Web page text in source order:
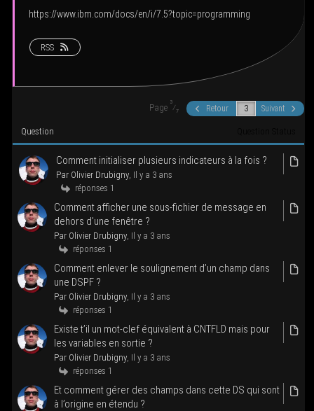
t
https://www.ibm.com/docs/en/i/7.5?topic=programming
RSS
Page 3⁄7 Retour Suivant
Ques­tion
Com­ment ini­tia­li­ser plu­sieurs indi­ca­teurs à la fois ?
Par Oli­vier Dru­bi­gny, Il y a 3 ans
réponses 1
Com­ment affi­cher une sous-fichier de mes­sage en
dehors d’une fenêtre ?
Par Oli­vier Dru­bi­gny, Il y a 3 ans
réponses 1
Com­ment enle­ver le sou­li­gne­ment d’un champ dans
une DSPF ?
Par Oli­vier Dru­bi­gny, Il y a 3 ans
réponses 1
Existe t’il un mot-clef équi­valent à CNTFLD mais pour
les variables en sor­tie ?
Par Oli­vier Dru­bi­gny, Il y a 3 ans
réponses 1
Et com­ment gérer des champs dans cette DS qui sont
à l’o­ri­gine en éten­du ?